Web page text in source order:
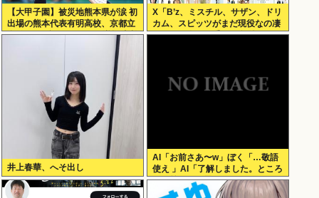
【大甲子園】被災地熊本県が涙 初
出場の熊本代表有明高校、京都立
命館に9回裏2アウトから逆転勝利
X「B’z、ミスチル、サザン、ドリ
カム、スピッツがまだ現役なの凄
いよな。今の歌手が30年後にやれ
井上春華、へそ出し
AI「お前さあ〜w」ぼく「…敬語
使え 」AI「了解しました。ところ
でお前はどう思いますか？」 これ